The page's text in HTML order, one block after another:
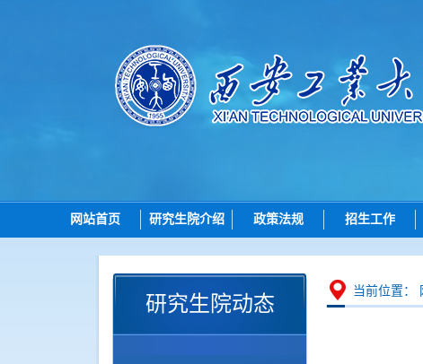
网站首页 研究生院介绍
研究生院简介
岗位职责
政策法规
总则
招生
招生工作
招生动
博士招
硕士招
研究生院动态
当前位置：